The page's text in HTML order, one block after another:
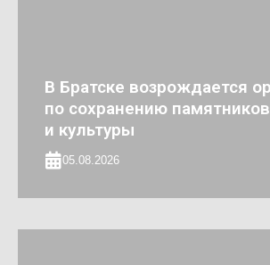
В Братске возрождается
по сохранению
и культуры
05.08.2026